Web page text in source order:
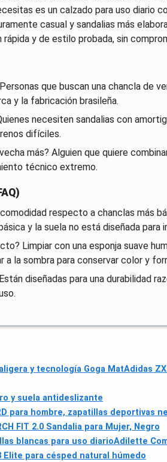
es un calzado para uso diario
casual y sandalias más
rápida y de estilo probada, sin
que buscan una chancla de
y la fabricación brasileña.
necesiten sandalias con
difíciles.
más? Alguien que quiere
técnico extremo.
respecto a chanclas más
y la suela no está diseñada
Limpiar con una esponja suave
a la sombra para conservar color y
diseñadas para una durabilidad
y tecnología Goga MatAdidas
y suela antideslizante
para hombre, zapatillas deportivas
FIT 2.0 Sandalia para Mujer, Negro
blancas para uso diarioAdilette
Elite para césped natural húmedo